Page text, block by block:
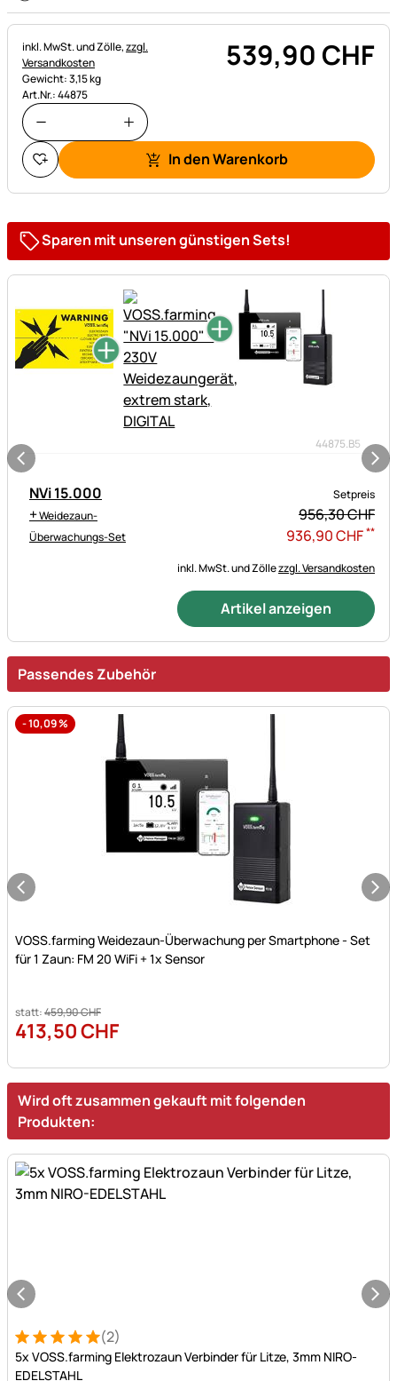
Steuerhinweis:
inkl. MwSt. und Zölle,zzgl.
Versandkosten
Gewicht: 3,15 kg
Art.Nr.: 44875
539,90 CHF
In den Warenkorb
Sparen mit unseren günstigen Sets!
44875.B5
NVi 15.000
+Weidezaun-
Überwachungs-Set
Setpreis
956,30CHF
936,90CHF**
inkl. MwSt. und Zöllezzgl. Versandkosten
Artikel anzeigen
Passendes Zubehör
-10,09%
Noch keine Bewertungen abgegeben
VOSS.farming Weidezaun-Überwachung per Smartphone - Set
für 1 Zaun: FM 20 WiFi + 1x Sensor
statt:459,90CHF
413,50CHF
Wird oft zusammen gekauft mit folgenden
Produkten:
Bewertung: 5 von 5 (2 Bewertungen)
2 Bewertungen
(2)
5x VOSS.farming Elektrozaun Verbinder für Litze, 3mm NIRO-
EDELSTAHL